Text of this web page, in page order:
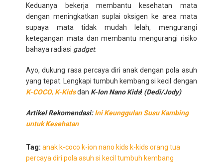
Keduanya bekerja membantu kesehatan mata
dengan meningkatkan suplai oksigen ke area mata
supaya mata tidak mudah lelah, mengurangi
ketegangan mata dan membantu mengurangi risiko
bahaya radiasi gadget.
Ayo, dukung rasa percaya diri anak dengan pola asuh
yang tepat. Lengkapi tumbuh kembang si kecil dengan
K-COCO, K-Kidsdan K-Ion Nano Kids! (Dedi/Jody)
Artikel Rekomendasi:Ini Keunggulan Susu Kambing
untuk Kesehatan
Tag: anak k-coco k-ion nano kids k-kids orang tua
percaya diri pola asuh si kecil tumbuh kembang